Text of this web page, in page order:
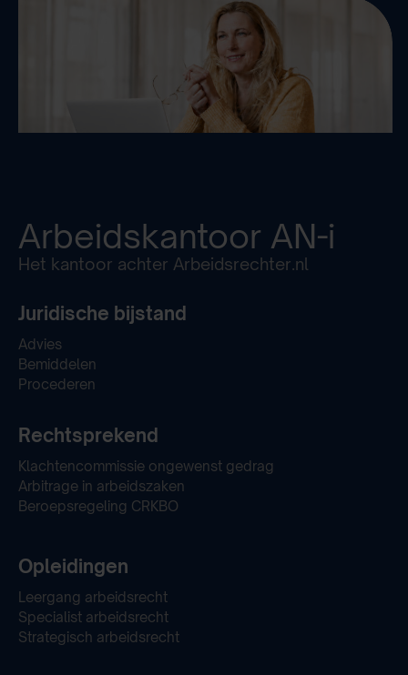
Arbeidskantoor AN-i
Het kantoor achter Arbeidsrechter.nl
Juridische bijstand
Advies
Bemiddelen
Procederen
Rechtsprekend
Klachtencommissie ongewenst gedrag
Arbitrage in arbeidszaken
Beroepsregeling CRKBO
Opleidingen
Leergang arbeidsrecht
Specialist arbeidsrecht
Strategisch arbeidsrecht